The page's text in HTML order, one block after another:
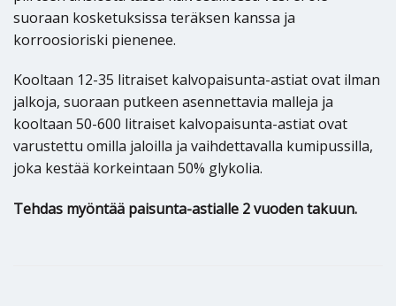
suoraan kosketuksissa teräksen kanssa ja
korroosioriski pienenee.
Kooltaan 12-35 litraiset kalvopaisunta-astiat ovat ilman
jalkoja, suoraan putkeen asennettavia malleja ja
kooltaan 50-600 litraiset kalvopaisunta-astiat ovat
varustettu omilla jaloilla ja vaihdettavalla kumipussilla,
joka kestää korkeintaan 50% glykolia.
Tehdas myöntää paisunta-astialle 2 vuoden takuun.